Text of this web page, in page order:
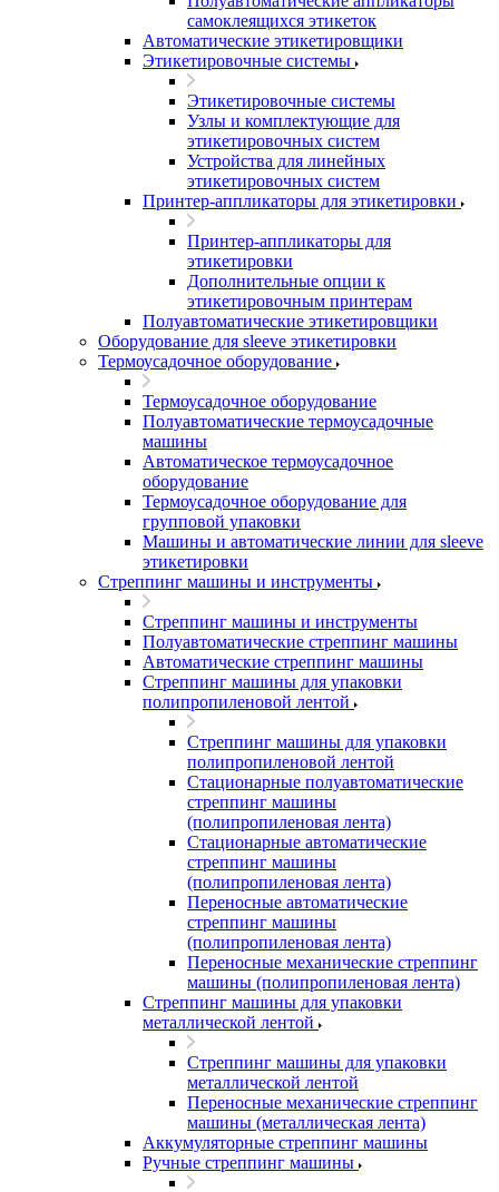
самоклеящихся этикеток
Автоматические этикетировщики
Этикетировочные системы
Этикетировочные системы
Узлы и комплектующие для
этикетировочных систем
Устройства для линейных
этикетировочных систем
Принтер-аппликаторы для этикетировки
Принтер-аппликаторы для
этикетировки
Дополнительные опции к
этикетировочным принтерам
Полуавтоматические этикетировщики
Оборудование для sleeve этикетировки
Термоусадочное оборудование
Термоусадочное оборудование
Полуавтоматические термоусадочные
машины
Автоматическое термоусадочное
оборудование
Термоусадочное оборудование для
групповой упаковки
Машины и автоматические линии для sleeve
этикетировки
Стреппинг машины и инструменты
Стреппинг машины и инструменты
Полуавтоматические стреппинг машины
Автоматические стреппинг машины
Стреппинг машины для упаковки
полипропиленовой лентой
Стреппинг машины для упаковки
полипропиленовой лентой
Стационарные полуавтоматические
стреппинг машины
(полипропиленовая лента)
Стационарные автоматические
стреппинг машины
(полипропиленовая лента)
Переносные автоматические
стреппинг машины
(полипропиленовая лента)
Переносные механические стреппинг
машины (полипропиленовая лента)
Стреппинг машины для упаковки
металлической лентой
Стреппинг машины для упаковки
металлической лентой
Переносные механические стреппинг
машины (металлическая лента)
Аккумуляторные стреппинг машины
Ручные стреппинг машины